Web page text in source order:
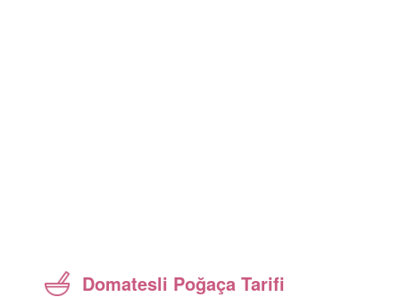
Domatesli Poğaça Tarifi